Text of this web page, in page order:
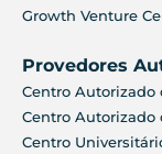
Growth Venture
Provedores
Centro Autorizado
Centro Autorizado
Centro